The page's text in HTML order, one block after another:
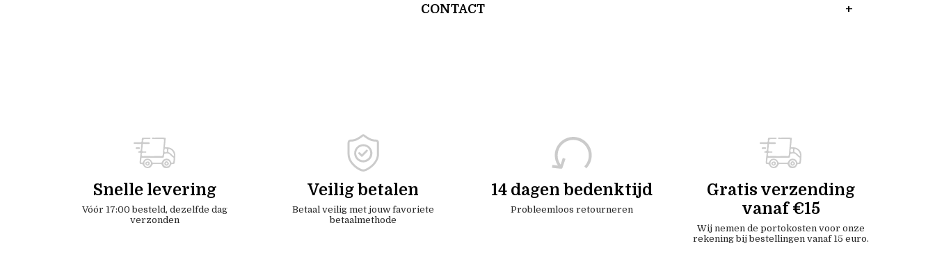
CONTACT
Snelle levering
Vóór 17:00 besteld, dezelfde dag
verzonden
Veilig betalen
Betaal veilig met jouw favoriete
betaalmethode
14 dagen bedenktijd
Probleemloos retourneren
Gratis verzending
vanaf €15
Wij nemen de portokosten voor onze
rekening bij bestellingen vanaf 15 euro.